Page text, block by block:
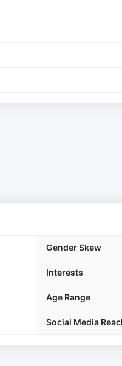
Gender Skew
Interests
Age Range
Social Media